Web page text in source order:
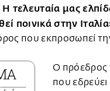
Η τελευταία μας
ποινικά στην Ιταλία
που εκπροσωπεί
Ο πρόεδρος
που